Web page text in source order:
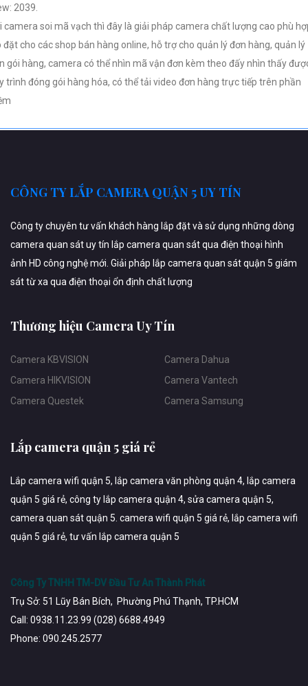
2039.
camera soi mã vạch thì đây là giải pháp camera chất lượng cao phù
đặt cho các shop bán hàng online, hỗ trợ cho quản lý đơn hàng, quản lý
gói hàng, camera có thể nhìn mã vận đơn kèm theo đấy nhìn thấy
trình đóng gói hàng hóa, có thể tải video đơn hàng trực tiếp trên phần
CÔNG TY LẮP CAMERA QUẬN 5 UY TÍN
Công ty chuyên tư vấn khách hàng lắp đặt và sử dụng những dòng
camera quan sát uy tín lắp camera quan sát qua điện thoại hình
ảnh HD công nghệ mới. Giải pháp lắp camera quan sát quận 5 giám
sát từ xa qua điện thoại ổn định chất lượng
Thương hiệu Camera Uy Tín
Camera KBVISION
Camera HIKVISION
Camera Questek
Camera Dahua
Camera Vantech
Camera Samsung
Lắp camera quận 5 giá rẻ
Lắp camera wifi quận 5, lắp camera văn phòng quận 4, lắp camera
quận 5 giá rẻ, công ty lắp camera quận 4, sửa camera quận 5,
camera quan sát quận 5. camera wifi quận 5 giá rẻ, lắp camera wifi
quận 5 giá rẻ, tư vấn lắp camera quận 5
Công Ty TNHH TM-DV Đầu Tư An Thành Phát
Trụ Sở: 51 Lũy Bán Bích, Phường Phú Thạnh, TP.HCM
Call: 0938.11.23.99 (028) 6688.4949
Phone: 090.245.2577